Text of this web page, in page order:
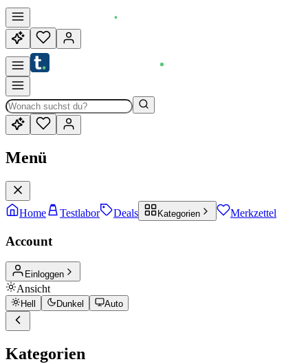
Menü
Home Testlabor Deals Kategorien Merkzettel
Account
Einloggen
Ansicht
Hell Dunkel Auto
Kategorien